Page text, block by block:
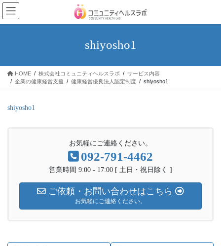
コ
ン
テ
ス
ナ
ビ
ゲ
ン
shiyosho1
HOME 株式会社コミュニティヘルスラボ
サービス内容
企業の健康経営支援
健康経営優良法人認定制度 shiyosho1
shiyosho1
お気軽にご連絡ください。
092-791-4462
営業時間 9:00 - 17:00 [ 土日・祝日除く ]
ご依頼・お問い合わせはこちら
お気軽にご連絡ください。